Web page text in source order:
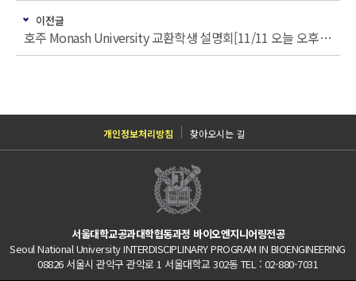
이전글
호주 Monash University 교환학생 설명회[11/11 오늘 오후 3시]
개인정보처리방침 찾아오시는 길
서울대학교공과대학협동과정 바이오엔지니어링전공
Seoul National University INTERDISCIPLINARY PROGRAM IN BIOENGINEERING
08826 서울시 관악구 관악로 1 서울대학교 302동 TEL : 02-880-7031